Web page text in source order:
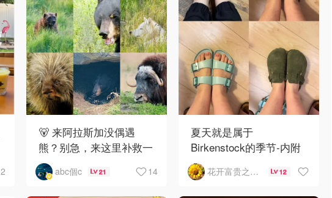
2
🐻 来阿拉斯加没偶遇
熊？别急，来这里补救一
下！
abc個c 21 14
夏天就是属于
Birkenstock的季节-内附
如何选择
花开富贵之Mo个Mo 12